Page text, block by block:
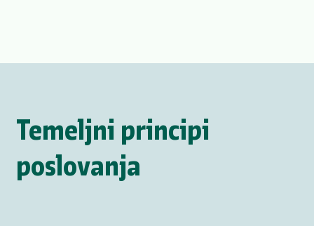
Temeljni principi
poslovanja